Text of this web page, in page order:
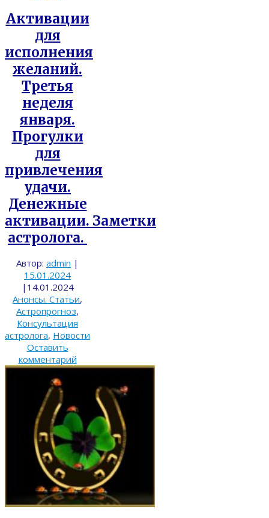
Активации
для
исполнения
желаний.
Третья
неделя
января.
Прогулки
для
привлечения
удачи.
Денежные
активации. Заметки
астролога.
Автор: admin |
15.01.2024
| 14.01.2024
Анонсы. Статьи,
Астропрогноз,
Консультация
астролога, Новости
Оставить
комментарий